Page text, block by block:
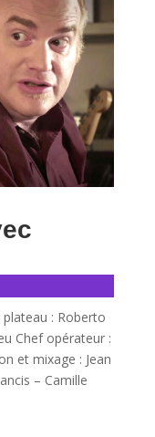
: Roberto
Chef opérateur :
et mixage : Jean
– Camille